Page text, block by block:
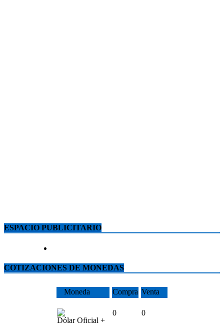
ESPACIO PUBLICITARIO
COTIZACIONES DE MONEDAS
Moneda Compra Venta
Dólar Oficial +
0 0